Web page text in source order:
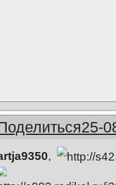
25-
,